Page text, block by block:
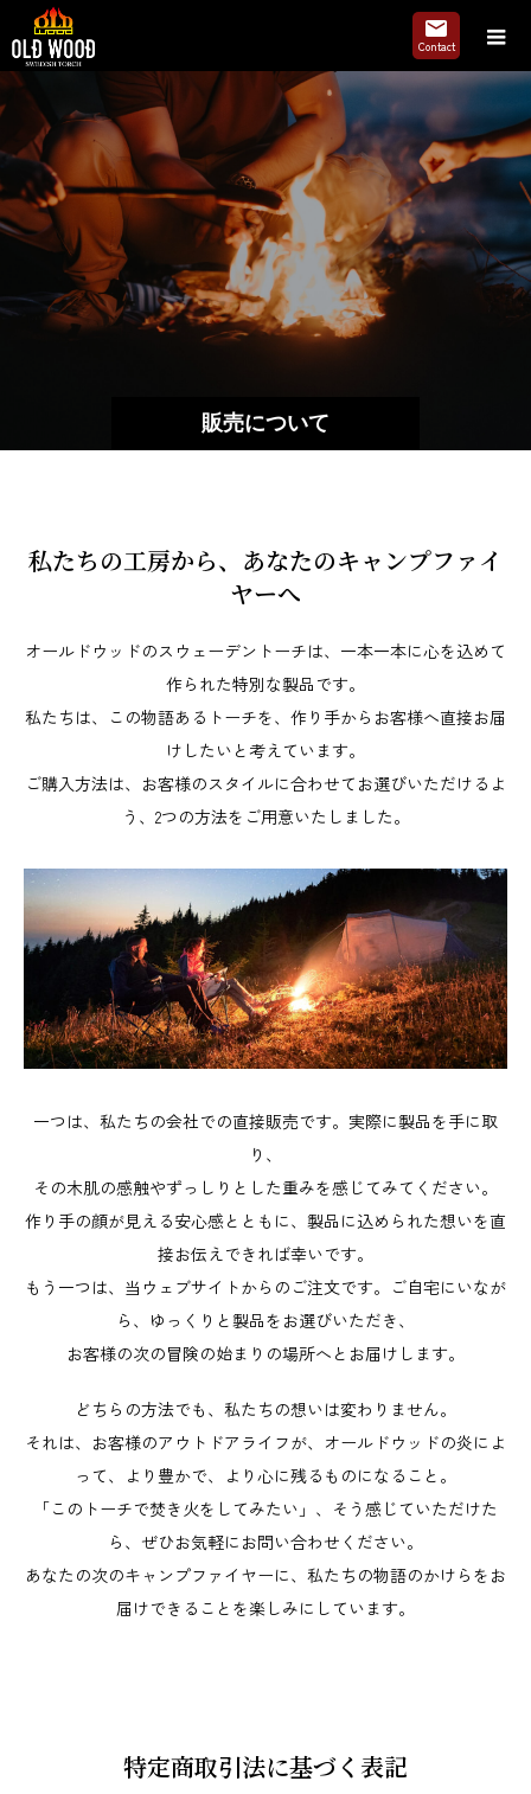
販売について
私たちの工房から、あなたのキャンプファイ
ヤーへ
オールドウッドのスウェーデントーチは、一本一本に心を込めて
作られた特別な製品です。
私たちは、この物語あるトーチを、作り手からお客様へ直接お届
けしたいと考えています。
ご購入方法は、お客様のスタイルに合わせてお選びいただけるよ
う、2つの方法をご用意いたしました。
一つは、私たちの会社での直接販売です。実際に製品を手に取
り、
その木肌の感触やずっしりとした重みを感じてみてください。
作り手の顔が見える安心感とともに、製品に込められた想いを直
接お伝えできれば幸いです。
もう一つは、当ウェブサイトからのご注文です。ご自宅にいなが
ら、ゆっくりと製品をお選びいただき、
お客様の次の冒険の始まりの場所へとお届けします。
どちらの方法でも、私たちの想いは変わりません。
それは、お客様のアウトドアライフが、オールドウッドの炎によ
って、より豊かで、より心に残るものになること。
「このトーチで焚き火をしてみたい」、そう感じていただけた
ら、ぜひお気軽にお問い合わせください。
あなたの次のキャンプファイヤーに、私たちの物語のかけらをお
届けできることを楽しみにしています。
特定商取引法に基づく表記